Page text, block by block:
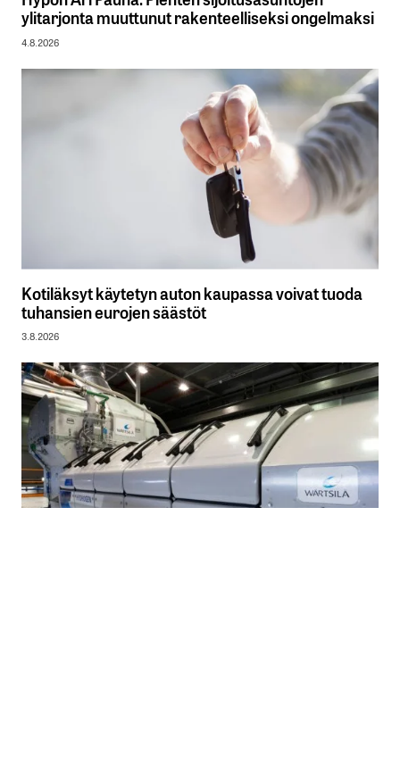
ylitarjonta muuttunut rakenteelliseksi ongelmaksi
4.8.2026
Kotiläksyt käytetyn auton kaupassa voivat tuoda
tuhansien eurojen säästöt
3.8.2026